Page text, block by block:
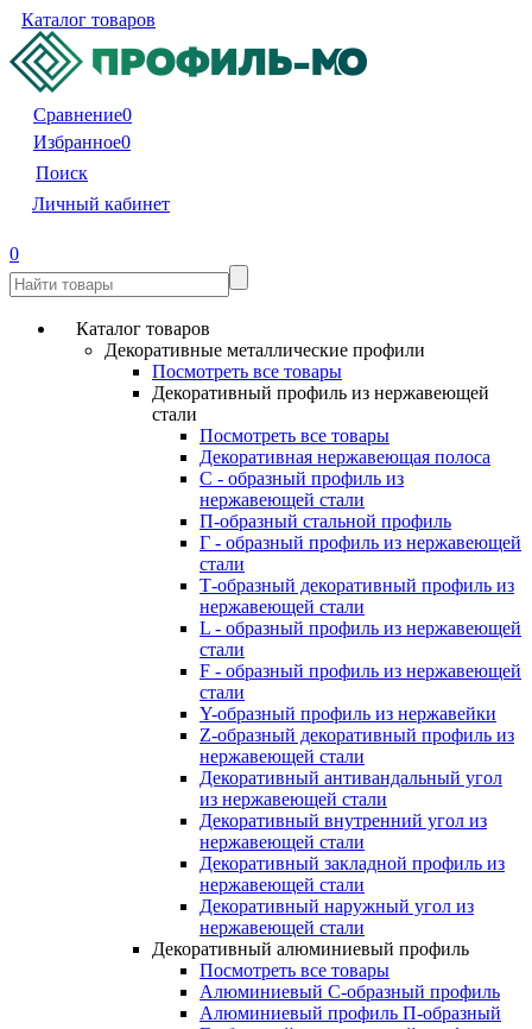
Каталог товаров
Сравнение0
Избранное0
Поиск
Личный кабинет
0
Каталог товаров
Декоративные металлические профили
Посмотреть все товары
Декоративный профиль из нержавеющей
стали
Посмотреть все товары
Декоративная нержавеющая полоса
С - образный профиль из
нержавеющей стали
П-образный стальной профиль
Г - образный профиль из нержавеющей
стали
Т-образный декоративный профиль из
нержавеющей стали
L - образный профиль из нержавеющей
стали
F - образный профиль из нержавеющей
стали
Y-образный профиль из нержавейки
Z-образный декоративный профиль из
нержавеющей стали
Декоративный антивандальный угол
из нержавеющей стали
Декоративный внутренний угол из
нержавеющей стали
Декоративный закладной профиль из
нержавеющей стали
Декоративный наружный угол из
нержавеющей стали
Декоративный алюминиевый профиль
Посмотреть все товары
Алюминиевый С-образный профиль
Алюминиевый профиль П-образный